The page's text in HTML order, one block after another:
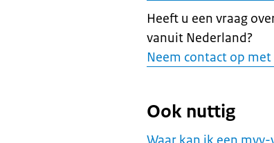
Heeft u een vraag
vanuit Nederland?
Neem contact op met
Ook nuttig